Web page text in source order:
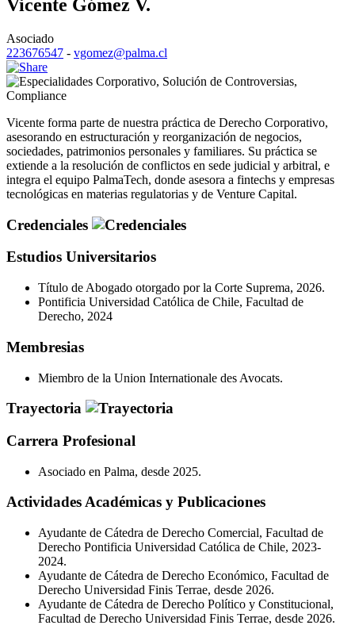
Vicente Gómez V.
Asociado
223676547 - vgomez@palma.cl
Corporativo, Solución de Controversias,
Compliance
Vicente forma parte de nuestra práctica de Derecho Corporativo,
asesorando en estructuración y reorganización de negocios,
sociedades, patrimonios personales y familiares. Su práctica se
extiende a la resolución de conflictos en sede judicial y arbitral, e
integra el equipo PalmaTech, donde asesora a fintechs y empresas
tecnológicas en materias regulatorias y de Venture Capital.
Credenciales
Estudios Universitarios
Título de Abogado otorgado por la Corte Suprema, 2026.
Pontificia Universidad Católica de Chile, Facultad de
Derecho, 2024
Membresias
Miembro de la Union Internationale des Avocats.
Trayectoria
Carrera Profesional
Asociado en Palma, desde 2025.
Actividades Académicas y Publicaciones
Ayudante de Cátedra de Derecho Comercial, Facultad de
Derecho Pontificia Universidad Católica de Chile, 2023-
2024.
Ayudante de Cátedra de Derecho Económico, Facultad de
Derecho Universidad Finis Terrae, desde 2026.
Ayudante de Cátedra de Derecho Político y Constitucional,
Facultad de Derecho Universidad Finis Terrae, desde 2026.